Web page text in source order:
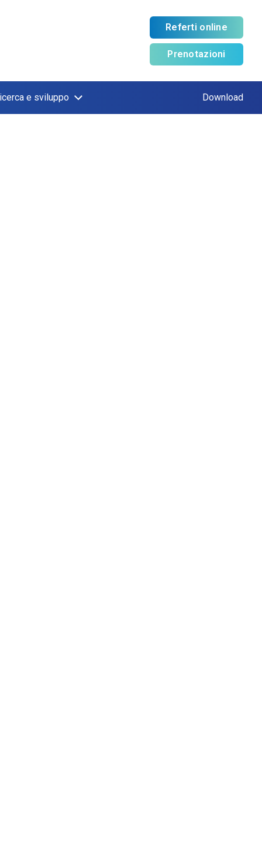
Referti online
Prenotazioni
e sviluppo Download